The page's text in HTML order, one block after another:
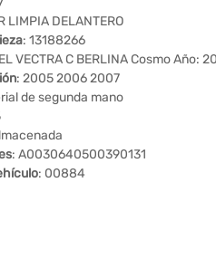
LIMPIA DELANTERO
: 13188266
VECTRA C BERLINA Cosmo Año:
: 2005 2006 2007
de segunda mano
: A0030640500390131
: 00884